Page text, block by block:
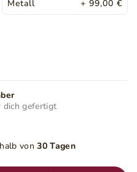
Metall + 99,00 €
dich gefertigt
von 30 Tagen